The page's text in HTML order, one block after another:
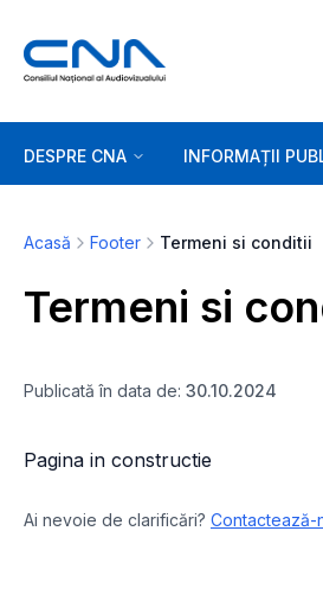
DESPRE CNA INFORMAȚII
Acasă Footer Termeni si conditii
Termeni si
Publicată în data de: 30.10.2024
Pagina in constructie
Ai nevoie de clarificări? Contactează-